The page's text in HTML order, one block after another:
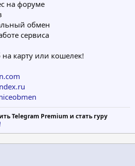
на форуме
обмен
сервиса
карту или кошелек!
Telegram Premium и стать гуру